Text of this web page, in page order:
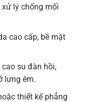
lý chống mối
cao cấp, bề mặt
su đàn hồi,
lưng êm.
thiết kế phẳng